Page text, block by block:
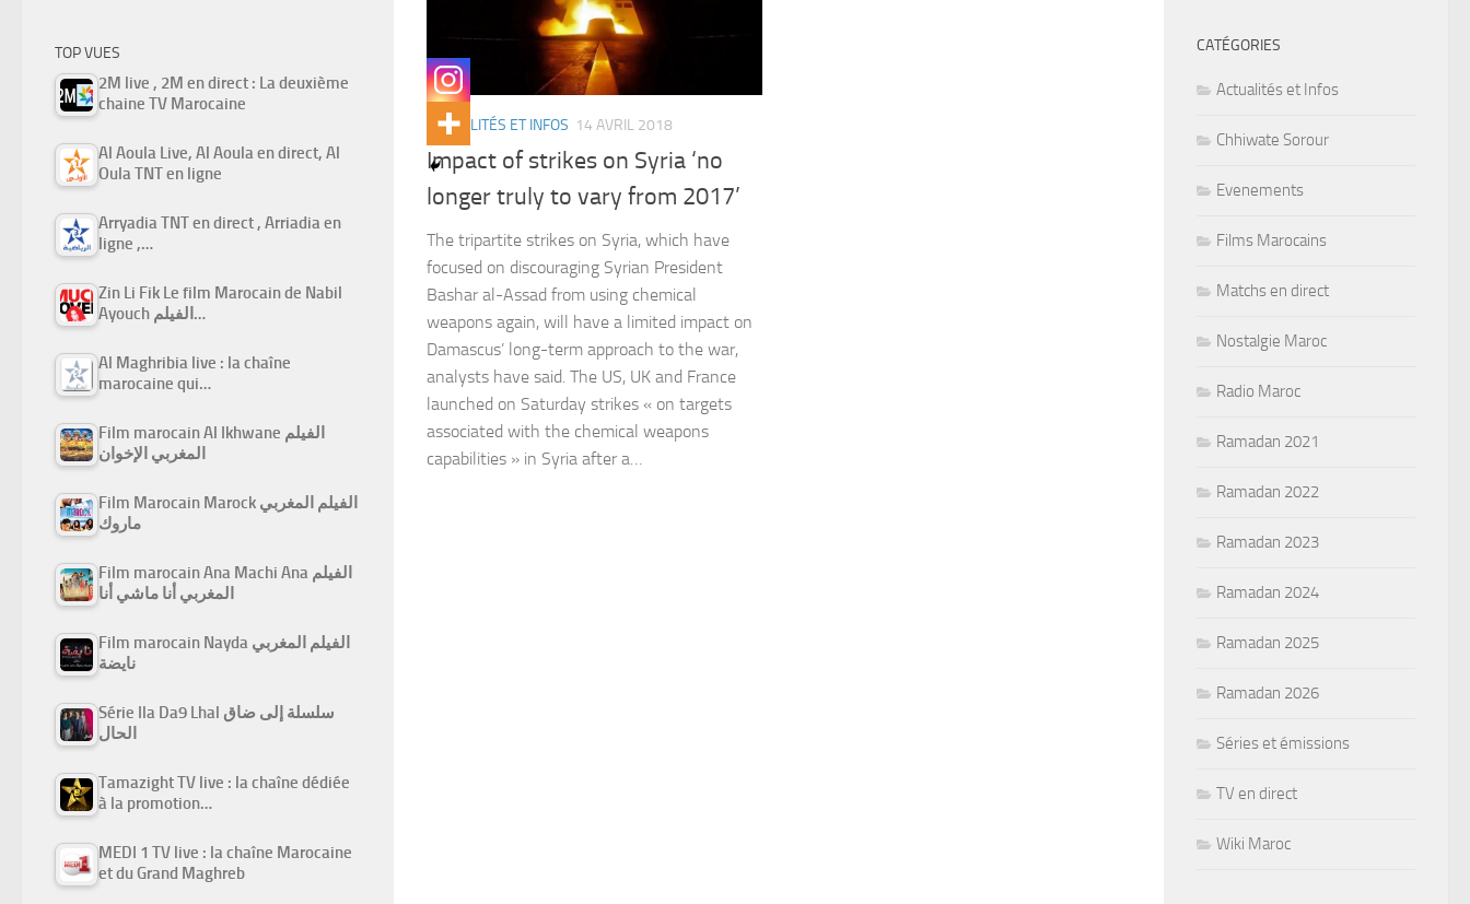
ACTUALITÉS ET INFOS 14 AVRIL 2018
Impact of strikes on Syria ‘no
longer truly to vary from 2017’
The tripartite strikes on Syria, which have
focused on discouraging Syrian President
Bashar al-Assad from using chemical
weapons again, will have a limited impact on
Damascus’ long-term approach to the war,
analysts have said. The US, UK and France
launched on Saturday strikes « on targets
associated with the chemical weapons
capabilities » in Syria after a…
TOP VUES
2M live , 2M en direct : La deuxième
chaine TV Marocaine
Al Aoula Live, Al Aoula en direct, Al
Oula TNT en ligne
Arryadia TNT en direct , Arriadia en
ligne ,…
Zin Li Fik Le film Marocain de Nabil
Ayouch الفيلم…
Al Maghribia live : la chaîne
marocaine qui…
Film marocain Al Ikhwane الفيلم
المغربي الإخوان
Film Marocain Marock الفيلم المغربي
ماروك
Film marocain Ana Machi Ana الفيلم
المغربي أنا ماشي أنا
Film marocain Nayda الفيلم المغربي
نايضة
Série Ila Da9 Lhal سلسلة إلى ضاق
الحال
Tamazight TV live : la chaîne dédiée
à la promotion…
MEDI 1 TV live : la chaîne Marocaine
et du Grand Maghreb
CATÉGORIES
Actualités et Infos
Chhiwate Sorour
Evenements
Films Marocains
Matchs en direct
Nostalgie Maroc
Radio Maroc
Ramadan 2021
Ramadan 2022
Ramadan 2023
Ramadan 2024
Ramadan 2025
Ramadan 2026
Séries et émissions
TV en direct
Wiki Maroc